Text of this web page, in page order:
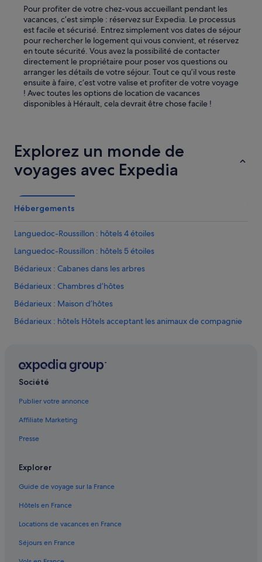
Pour profiter de votre chez-vous accueillant pendant les
vacances, c’est simple : réservez sur Expedia. Le processus
est facile et sécurisé. Entrez simplement vos dates de séjour
pour rechercher le logement qui vous convient, et réservez
en toute sécurité. Vous avez la possibilité de contacter
directement le propriétaire pour poser vos questions ou
arranger les détails de votre séjour. Tout ce qu’il vous reste
ensuite à faire, c’est votre valise et profiter de votre voyage
! Avec toutes les options de location de vacances
disponibles à Hérault, cela devrait être chose facile !
Explorez un monde de
voyages avec Expedia
Hébergements
Languedoc-Roussillon : hôtels 4 étoiles
Languedoc-Roussillon : hôtels 5 étoiles
Bédarieux : Cabanes dans les arbres
Bédarieux : Chambres d’hôtes
Bédarieux : Maison d’hôtes
Bédarieux : hôtels Hôtels acceptant les animaux de compagnie
Bédarieux : Maisons de ville
Hérault : hôtels Hôtels avec parking
Hérault : hôtels Hôtels avec piscine
Hérault : hôtels Hôtels-boutiques
Société
Publier votre annonce
Affiliate Marketing
Presse
Explorer
Guide de voyage sur la France
Hôtels en France
Locations de vacances en France
Séjours en France